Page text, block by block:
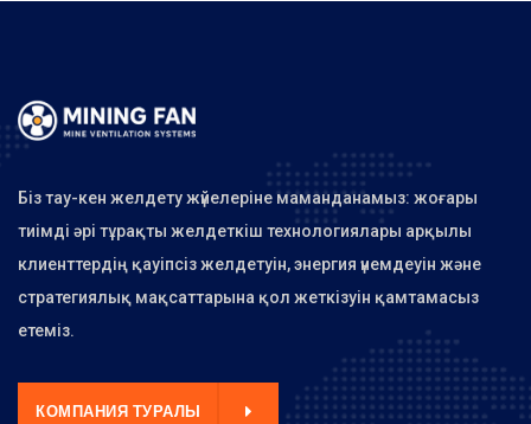
Біз тау-кен желдету жүйелеріне маманданамыз: жоғары
тиімді әрі тұрақты желдеткіш технологиялары арқылы
клиенттердің қауіпсіз желдетуін, энергия үнемдеуін және
стратегиялық мақсаттарына қол жеткізуін қамтамасыз
етеміз.
КОМПАНИЯ ТУРАЛЫ